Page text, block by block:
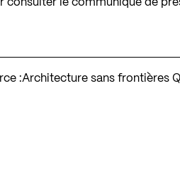
consulter le communiqué de
:Architecture sans frontières